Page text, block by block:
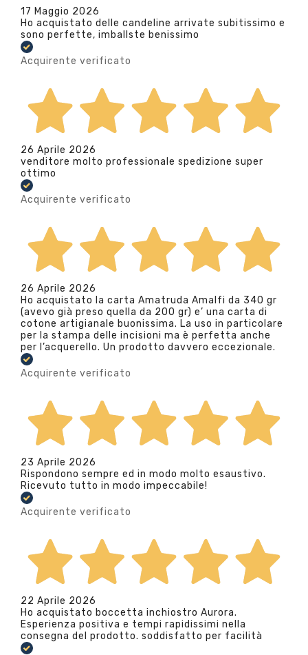
17 Maggio 2026
Ho acquistato delle candeline arrivate subitissimo e
sono perfette, imballste benissimo
Acquirente verificato
26 Aprile 2026
venditore molto professionale spedizione super
ottimo
Acquirente verificato
26 Aprile 2026
Ho acquistato la carta Amatruda Amalfi da 340 gr
(avevo già preso quella da 200 gr) e’ una carta di
cotone artigianale buonissima. La uso in particolare
per la stampa delle incisioni ma è perfetta anche
per l’acquerello. Un prodotto davvero eccezionale.
Acquirente verificato
23 Aprile 2026
Rispondono sempre ed in modo molto esaustivo.
Ricevuto tutto in modo impeccabile!
Acquirente verificato
22 Aprile 2026
Ho acquistato boccetta inchiostro Aurora.
Esperienza positiva e tempi rapidissimi nella
consegna del prodotto. soddisfatto per facilità